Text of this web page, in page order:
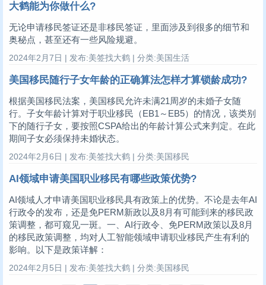
大鹤能为你做什么?
无论申请移民签证还是非移民签证，里面涉及到很多的细节和
奥秘点，甚至还有一些风险规避。
2024年2月7日 | 发布:美签找大鹤 | 分类:美国生活
美国移民随行子女年龄的正确算法怎样才算锁龄成功?
根据美国移民法案，美国移民允许未满21周岁的未婚子女随
行。子女年龄计算对于职业移民（EB1～EB5）的情况，该类别
下的随行子女，要按照CSPA给出的年龄计算公式来判定。在此
期间子女必须保持未婚状态。
2024年2月6日 | 发布:美签找大鹤 | 分类:美国移民
AI领域申请美国职业移民有哪些政策优势?
AI领域人才申请美国职业移民具有政策上的优势。不论是去年AI
行政令的发布，还是免PERM新政以及8月有可能到来的移民政
策调整，都可窥见一斑。一、AI行政令、免PERM政策以及8月
的移民政策调整，均对人工智能领域申请职业移民产生有利的
影响。以下是政策详解：
2024年2月5日 | 发布:美签找大鹤 | 分类:美国移民